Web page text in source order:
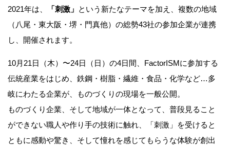
2021年は、 「刺激」 という新たなテーマを加え、複数の地域
（八尾・東大阪・堺・門真他）の総勢43社の参加企業が連携
し、開催されます。
10月21日（木）〜24日（日）の4日間、FactorISMに参加する
伝統産業をはじめ、鉄鋼・樹脂・繊維・食品・化学など…多
岐にわたる企業が、ものづくりの現場を一般公開。
ものづくり企業、そして地域が一体となって、普段見ること
ができない職人や作り手の技術に触れ、「刺激」を受けると
ともに感動や驚き、そして憧れを感じてもらうな体験が創出